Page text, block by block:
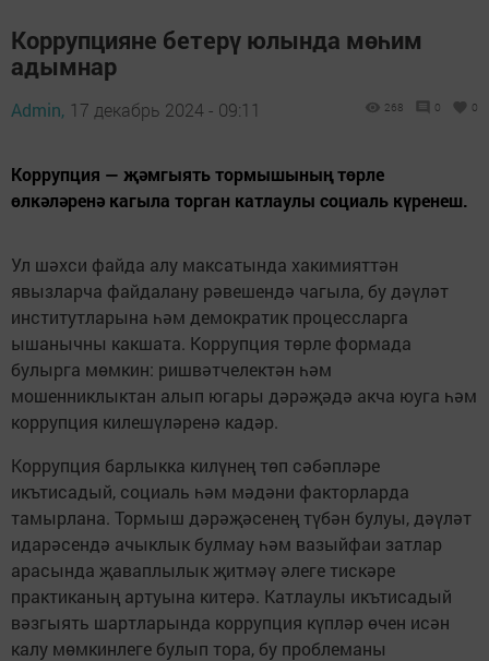
Коррупцияне бетерү юлында мөһим
адымнар
Admin, 17 декабрь 2024 - 09:11 268 0 0
Коррупция — җәмгыять тормышының төрле
өлкәләренә кагыла торган катлаулы социаль күренеш.
Ул шәхси файда алу максатында хакимияттән
явызларча файдалану рәвешендә чагыла, бу дәүләт
институтларына һәм демократик процессларга
ышанычны какшата. Коррупция төрле формада
булырга мөмкин: ришвәтчелектән һәм
мошенниклыктан алып югары дәрәҗәдә акча юуга һәм
коррупция килешүләренә кадәр.
Коррупция барлыкка килүнең төп сәбәпләре
икътисадый, социаль һәм мәдәни факторларда
тамырлана. Тормыш дәрәҗәсенең түбән булуы, дәүләт
идарәсендә ачыклык булмау һәм вазыйфаи затлар
арасында җаваплылык җитмәү әлеге тискәре
практиканың артуына китерә. Катлаулы икътисадый
вәзгыять шартларында коррупция күпләр өчен исән
калу мөмкинлеге булып тора, бу проблеманы